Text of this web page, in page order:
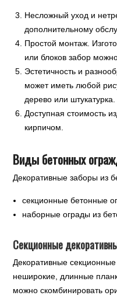
Несложный уход и
дополнительному
Простой монтаж.
или блоков забор
Эстетичность и
может иметь любой
дерево или штукатурка.
Доступная стоимость
кирпичом.
Виды бетонных
Декоративные заборы из
секционные бетонные
наборные ограды из
Секционные
Декоративные
неширокие, длинные
можно скомбинировать